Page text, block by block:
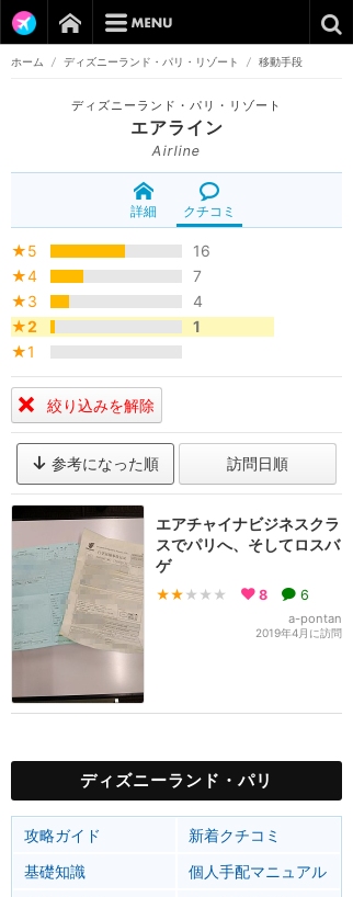
ホーム / ディズニーランド・パリ・リゾート / 移動手段
ディズニーランド・パリ・リゾート
エアライン
Airline
詳細 クチコミ
★5
16
★4
7
★3
4
★2
1
★1
絞り込みを解除
参考になった順 訪問日順
エアチャイナビジネスクラ
スでパリへ、そしてロスバ
ゲ
★★ ★★★ 8 6
a-pontan
2019年4月に訪問
ディズニーランド・パリ
攻略ガイド
新着クチコミ
基礎知識
個人手配マニュアル